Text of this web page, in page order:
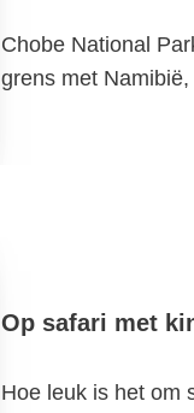
Chobe National
grens met
Op safari met
Hoe leuk is het om